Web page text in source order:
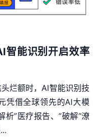
智能识别开启效率
烂额时，AI智能识别技
凭借全球领先的AI大模
析”医疗报告、“破解”潦